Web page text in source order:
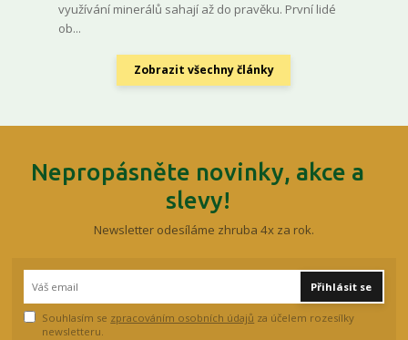
využívání minerálů sahají až do pravěku. První lidé
ob...
Zobrazit všechny články
Nepropásněte novinky, akce a
slevy!
Newsletter odesíláme zhruba 4x za rok.
Přihlásit se
Souhlasím se zpracováním osobních údajů za účelem rozesílky
newsletteru.